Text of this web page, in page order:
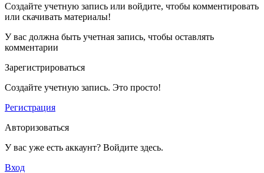
Создайте учетную запись или войдите, чтобы комментировать
или скачивать материалы!
У вас должна быть учетная запись, чтобы оставлять
комментарии
Зарегистрироваться
Создайте учетную запись. Это просто!
Регистрация
Авторизоваться
У вас уже есть аккаунт? Войдите здесь.
Вход